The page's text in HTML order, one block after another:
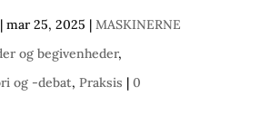
mar 25, 2025 | MASKINERNE
og begivenheder,
og -debat, Praksis | 0